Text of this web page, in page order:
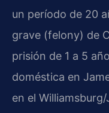
un período de 20
grave (felony) de
prisión de 1 a 5
doméstica en
en el